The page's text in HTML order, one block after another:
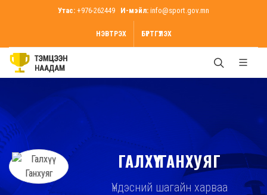
Утас: +976-262449 И-мэйл: info@sport.gov.mn
НЭВТРЭХ БҮРТГҮҮЛЭХ
ГАЛХҮҮ ГАНХУЯГ
Үндэсний шагайн харваа